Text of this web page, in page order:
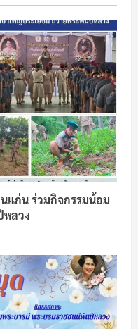
แก่น ร่วมกิจกรรมน้อม
หลวง